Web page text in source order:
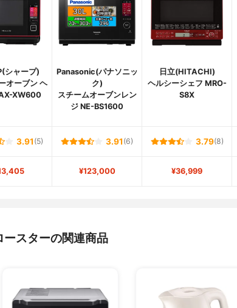
シャープ)
オーブン ヘ
XW600
Panasonic(パナソニッ
ク)
スチームオーブンレン
ジ NE-BS1600
日立(HITACHI)
ヘルシーシェフ MRO-
S8X
3.91 (5) 3.91 (6) 3.79(8)
¥123,000 ¥36,999
スターの関連商品